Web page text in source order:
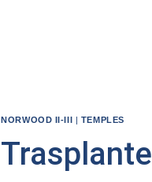
NORWOOD II-III | TEMPLES
Trasplante